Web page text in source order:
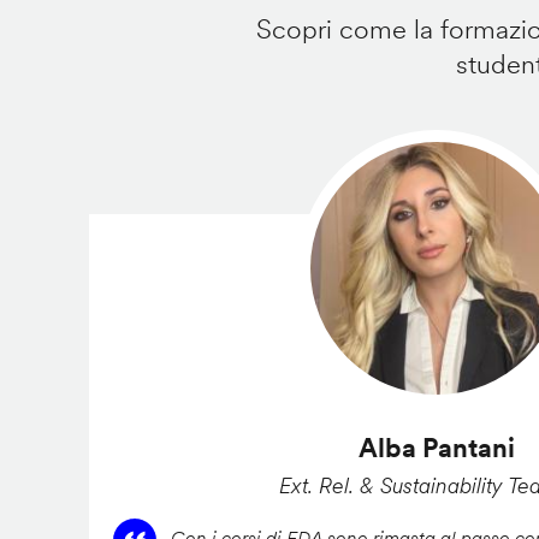
Scopri come la
Alba Pantani
Ext. Rel. & Sustainability